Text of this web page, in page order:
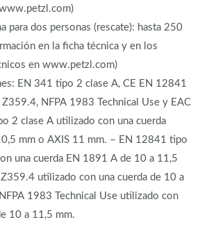
para dos personas (rescate): hasta 250
en la ficha técnica y en los
en www.petzl.com)
EN 341 tipo 2 clase A, CE EN 12841
NFPA 1983 Technical Use y EAC
2 clase A utilizado con una cuerda
mm o AXIS 11 mm. – EN 12841 tipo
una cuerda EN 1891 A de 10 a 11,5
utilizado con una cuerda de 10 a
1983 Technical Use utilizado con
10 a 11,5 mm.